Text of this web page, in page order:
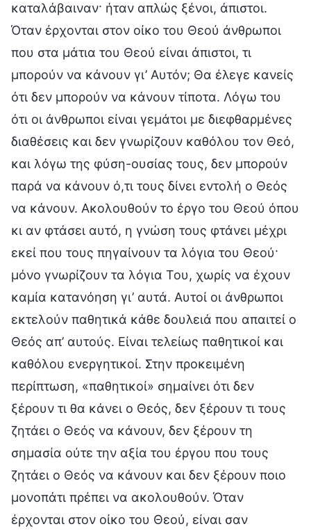
καταλάβαιναν· ήταν απλώς ξένοι, άπιστοι.
Όταν έρχονται στον οίκο του Θεού άνθρωποι
που στα μάτια του Θεού είναι άπιστοι, τι
μπορούν να κάνουν γι’ Αυτόν; Θα έλεγε κανείς
ότι δεν μπορούν να κάνουν τίποτα. Λόγω του
ότι οι άνθρωποι είναι γεμάτοι με διεφθαρμένες
διαθέσεις και δεν γνωρίζουν καθόλου τον Θεό,
και λόγω της φύση-ουσίας τους, δεν μπορούν
παρά να κάνουν ό,τι τους δίνει εντολή ο Θεός
να κάνουν. Ακολουθούν το έργο του Θεού όπου
κι αν φτάσει αυτό, η γνώση τους φτάνει μέχρι
εκεί που τους πηγαίνουν τα λόγια του Θεού·
μόνο γνωρίζουν τα λόγια Του, χωρίς να έχουν
καμία κατανόηση γι’ αυτά. Αυτοί οι άνθρωποι
εκτελούν παθητικά κάθε δουλειά που απαιτεί ο
Θεός απ’ αυτούς. Είναι τελείως παθητικοί και
καθόλου ενεργητικοί. Στην προκειμένη
περίπτωση, «παθητικοί» σημαίνει ότι δεν
ξέρουν τι θα κάνει ο Θεός, δεν ξέρουν τι τους
ζητάει ο Θεός να κάνουν, δεν ξέρουν τη
σημασία ούτε την αξία του έργου που τους
ζητάει ο Θεός να κάνουν και δεν ξέρουν ποιο
μονοπάτι πρέπει να ακολουθούν. Όταν
έρχονται στον οίκο του Θεού, είναι σαν